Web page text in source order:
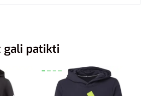
gali patikti